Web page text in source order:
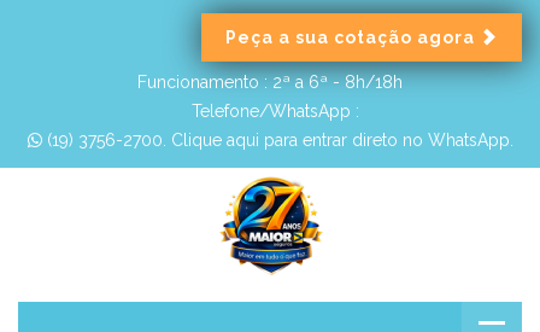
Peça a sua cotação agora
Funcionamento :2ª a 6ª - 8h/18h
Telefone/WhatsApp :
(19) 3756-2700. Clique aqui para entrar direto no WhatsApp.